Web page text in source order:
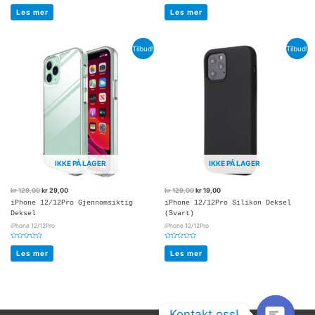
av
5
Les mer
av
5
Les mer
Tilbud!
IKKE PÅ LAGER
kr129,00kr29,00
iPhone 12/12Pro Gjennomsiktig
Deksel
iPhone 12/12Pro
Vurdert
av
5
Les mer
Tilbud!
IKKE PÅ LAGER
kr129,00kr19,00
iPhone 12/12Pro Silikon Deksel
(Svart)
iPhone 12/12Pro
Vurdert
av
5
Les mer